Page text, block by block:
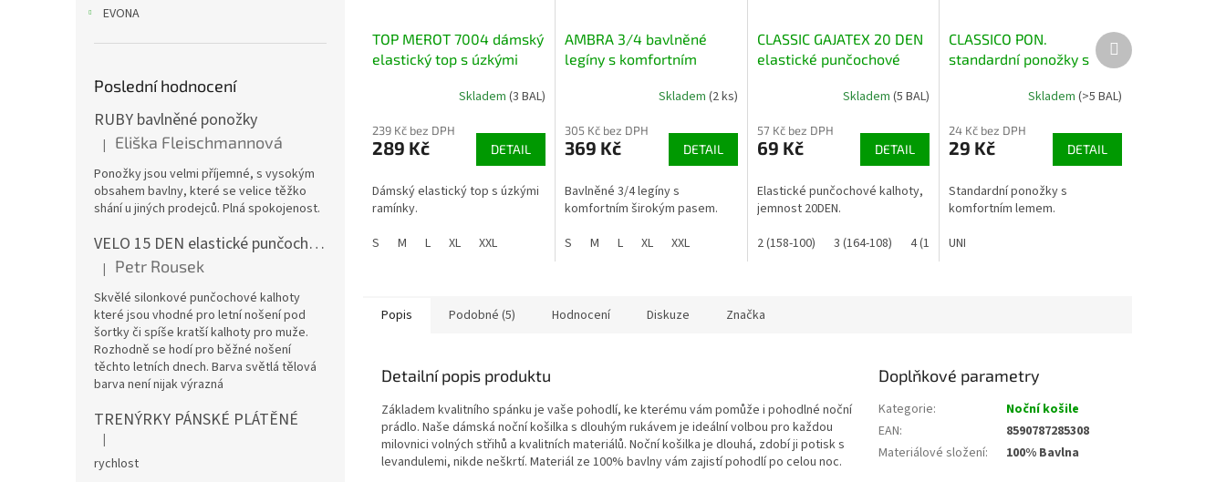
EVONA
Poslední hodnocení
RUBY bavlněné ponožky
Hodnocení produktu je 5 z 5 hvězdiček.
| Eliška Fleischmannová
Ponožky jsou velmi příjemné, s vysokým
obsahem bavlny, které se velice těžko
shání u jiných prodejců. Plná spokojenost.
VELO 15 DEN elastické punčochové kalhoty
Hodnocení produktu je 5 z 5 hvězdiček.
| Petr Rousek
Skvělé silonkové punčochové kalhoty
které jsou vhodné pro letní nošení pod
šortky či spíše kratší kalhoty pro muže.
Rozhodně se hodí pro běžné nošení
těchto letních dnech. Barva světlá tělová
barva není nijak výrazná
TRENÝRKY PÁNSKÉ PLÁTĚNÉ
Hodnocení produktu je 5 z 5 hvězdiček.
|
rychlost
TOP MEROT 7004 dámský
elastický top s úzkými
Skladem (3 BAL)
239 Kč bez DPH
289 Kč DETAIL
Dámský elastický top s úzkými
ramínky.
S
M L XL XXL
AMBRA 3/4 bavlněné
legíny s komfortním
Skladem (2 ks)
305 Kč bez DPH
369 Kč DETAIL
Bavlněné 3/4 legíny s
komfortním širokým pasem.
S
M L XL XXL
CLASSIC GAJATEX 20 DEN
elastické punčochové
Skladem(5 BAL)
57 Kč bez DPH
69 Kč DETAIL
Elastické punčochové kalhoty,
jemnost 20DEN.
2 (158-100)
3 (164-108) 4 (170-116)
CLASSICO PON.
standardní ponožky s
Skladem (>5 BAL)
24 Kč bez DPH
29 Kč DETAIL
Standardní ponožky s
komfortním lemem.
UNI
Další
produkt
Popis Podobné (5) Hodnocení Diskuze Značka
Detailní popis produktu
Základem kvalitního spánku je vaše pohodlí, ke kterému vám pomůže i pohodlné noční
prádlo. Naše dámská noční košilka s dlouhým rukávem je ideální volbou pro každou
milovnici volných střihů a kvalitních materiálů. Noční košilka je dlouhá, zdobí ji potisk s
levandulemi, nikde neškrtí. Materiál ze 100% bavlny vám zajistí pohodlí po celou noc.
Doplňkové parametry
Kategorie:
Noční košile
EAN:
8590787285308
Materiálové složení: 100% Bavlna